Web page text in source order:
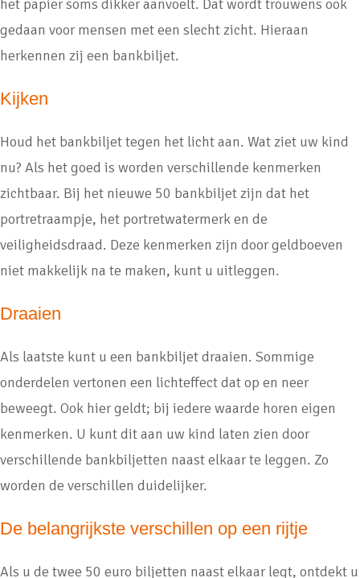
het papier soms dikker aanvoelt. Dat wordt trouwens ook
gedaan voor mensen met een slecht zicht. Hieraan
herkennen zij een bankbiljet.
Kijken
Houd het bankbiljet tegen het licht aan. Wat ziet uw kind
nu? Als het goed is worden verschillende kenmerken
zichtbaar. Bij het nieuwe 50 bankbiljet zijn dat het
portretraampje, het portretwatermerk en de
veiligheidsdraad. Deze kenmerken zijn door geldboeven
niet makkelijk na te maken, kunt u uitleggen.
Draaien
Als laatste kunt u een bankbiljet draaien. Sommige
onderdelen vertonen een lichteffect dat op en neer
beweegt. Ook hier geldt; bij iedere waarde horen eigen
kenmerken. U kunt dit aan uw kind laten zien door
verschillende bankbiljetten naast elkaar te leggen. Zo
worden de verschillen duidelijker.
De belangrijkste verschillen op een rijtje
Als u de twee 50 euro biljetten naast elkaar legt, ontdekt u